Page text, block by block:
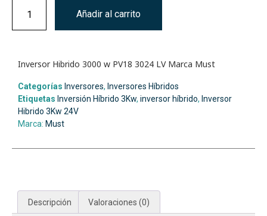
Añadir al carrito
Inversor Hibrido 3000 w PV18 3024 LV Marca Must
Categorías Inversores, Inversores Híbridos
Etiquetas Inversión Híbrido 3Kw, inversor híbrido, Inversor
Hibrido 3Kw 24V
Marca: Must
Descripción Valoraciones (0)